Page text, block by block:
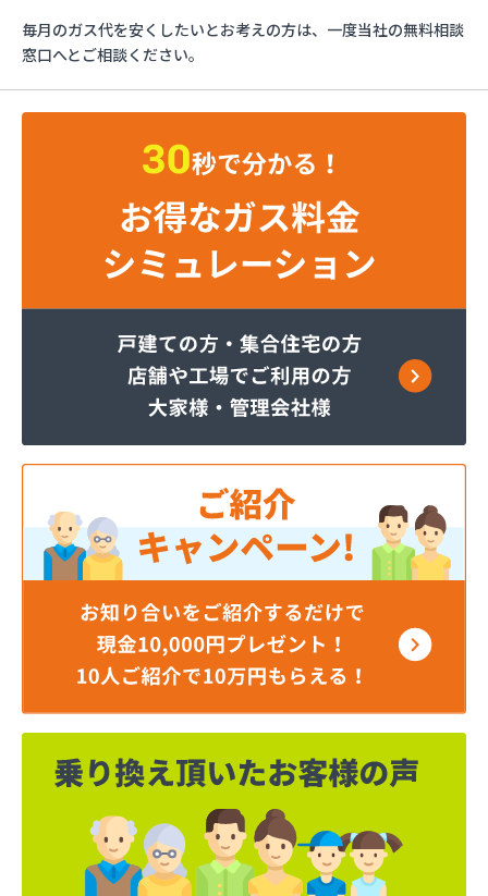
ガステックサービス株式会社 蒲郡営業所
ガステックサービス株式会社 吉良営業所
ガステックサービス株式会社 新城営業所
ガステックサービス株式会社 西尾営業所
ガステックサービス株式会社 尾張支店 春日井営
ガステックサービス株式会社 豊川営業所
カネテン商店
サーラプラザ蒲郡
サンダイ燃料店
ジェイエイ・トービス株式会社 名古屋営業所
ダイイチガスコム株式会社 尾張営業所
チリウヒーターサービス
ツバメガス株式会社新城営業所
ニイミガス株式会社
ニイミ産業株式会社 本部・ホームガス
ニイミ産業株式会社 ホームガス 名古屋西営業所
ニイミ産業株式会社 尾張旭営業所
ハタスビルダー株式会社 リボンガス
ひまわり農協 燃料課・プロパンガス
フジオートステーション
フジヨシ商店
フルタ鹿乗店
ます角商店
マルタケ株式会社
マルト尾関商店
毎月のガス代を安くしたいとお考えの方は、一度当社の無料相談
窓口へとご相談ください。